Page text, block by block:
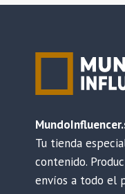
Tu tienda
contenido.
envíos a todo el